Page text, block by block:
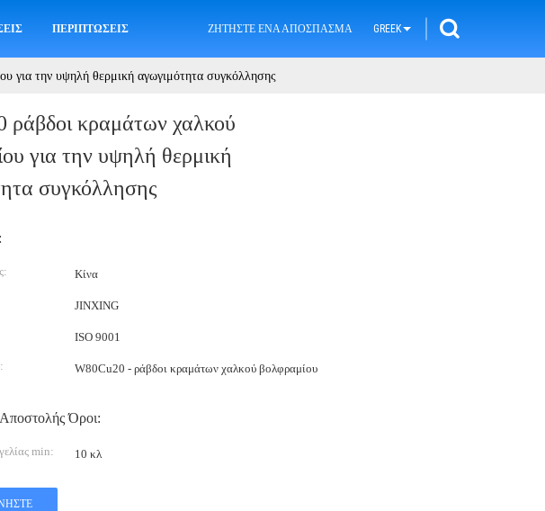
ΠΕΡΙΠΤΏΣΕΙΣ ΖΗΤΉΣΤΕ ΈΝΑ ΑΠΌΣΠΑΣΜΑ GREEK
για την υψηλή θερμική αγωγιμότητα συγκόλλησης
ράβδοι κραμάτων χαλκού
για την υψηλή θερμική
συγκόλλησης
Κίνα
JINXING
ISO 9001
W80Cu20 - ράβδοι κραμάτων χαλκού βολφραμίου
Όροι:
min: 10 κλ